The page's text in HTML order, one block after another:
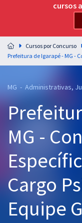
Residências
Preparação completa e
residências em saúde do
Cursos 20% OFF
Pós
Graduação
OAB
Mentorias
cursos
Cursos por Concurso
MG - Administrativas,
MG -
Cargo
Equipe